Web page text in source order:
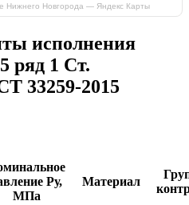
Нижнего Новгорода — Яндекс Карты
исполнения
ряд 1 Ст.
33259-2015
Ру,
МПа
Материал